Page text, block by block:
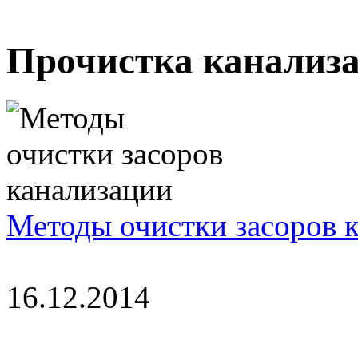
Прочистка
Методы очистки засоров
16.12.2014